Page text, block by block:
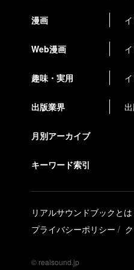
漫画
Web漫画
趣味・実用
出版業界
月別アーカイブ
キーワード索引
リアルサウンドブックとは
プライバシーポリシー
© realsound.jp